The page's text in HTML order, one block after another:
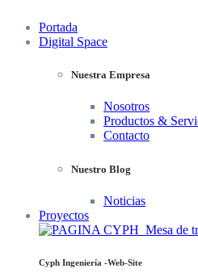
Portada
Digital Space
Nuestra Empresa
Nosotros
Productos &
Contacto
Nuestro Blog
Noticias
Proyectos
Cyph Ingeniería -Web-Site